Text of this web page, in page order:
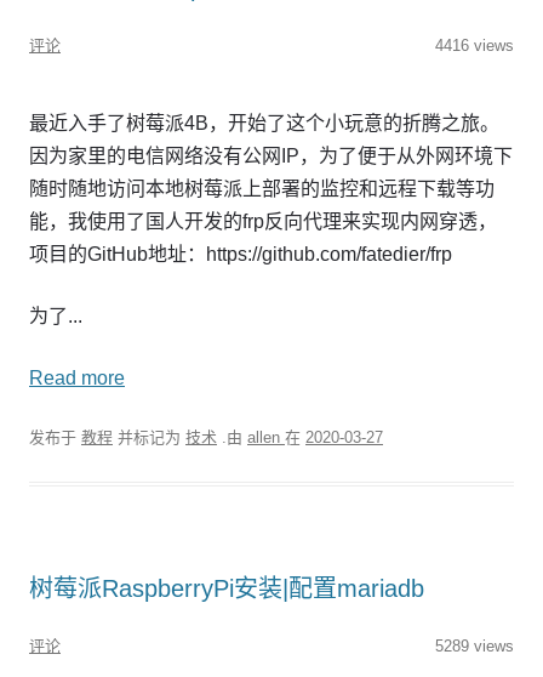
评论 4416 views
最近入手了树莓派4B，开始了这个小玩意的折腾之旅。
因为家里的电信网络没有公网IP，为了便于从外网环境下
随时随地访问本地树莓派上部署的监控和远程下载等功
能，我使用了国人开发的frp反向代理来实现内网穿透，
项目的GitHub地址：https://github.com/fatedier/frp
为了...
Read more
发布于 教程 并标记为 技术 .由 allen 在 2020-03-27
树莓派RaspberryPi安装|配置mariadb
评论 5289 views